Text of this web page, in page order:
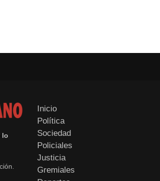
lo
Inicio
Política
Sociedad
Policiales
Justicia
Gremiales